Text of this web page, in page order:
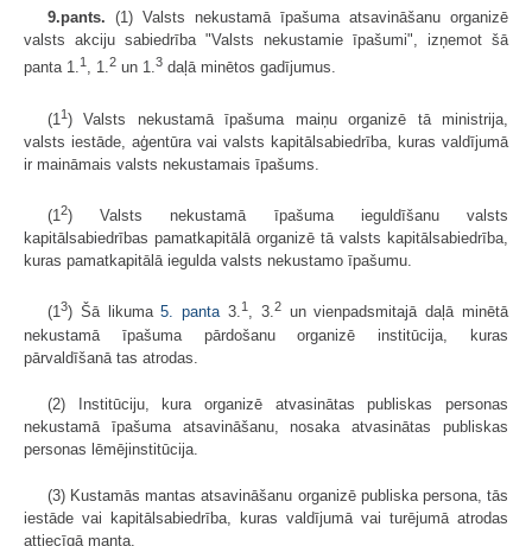
9.pants. (1) Valsts nekustamā īpašuma atsavināšanu organizē
valsts akciju sabiedrība "Valsts nekustamie īpašumi", izņemot šā
panta 1.1 , 1.2 un 1.3 daļā minētos gadījumus.
(1 1) Valsts nekustamā īpašuma maiņu organizē tā ministrija,
valsts iestāde, aģentūra vai valsts kapitālsabiedrība, kuras valdījumā
ir maināmais valsts nekustamais īpašums.
(12) Valsts nekustamā īpašuma ieguldīšanu valsts
kapitālsabiedrības pamatkapitālā organizē tā valsts kapitālsabiedrība,
kuras pamatkapitālā iegulda valsts nekustamo īpašumu.
(13) Šā likuma5. panta3.1 , 3.2un vienpadsmitajā daļā minētā
nekustamā īpašuma pārdošanu organizē institūcija, kuras
pārvaldīšanā tas atrodas.
(2) Institūciju, kura organizē atvasinātas publiskas personas
nekustamā īpašuma atsavināšanu, nosaka atvasinātas publiskas
personas lēmējinstitūcija.
(3) Kustamās mantas atsavināšanu organizē publiska persona, tās
iestāde vai kapitālsabiedrība, kuras valdījumā vai turējumā atrodas
attiecīgā manta.